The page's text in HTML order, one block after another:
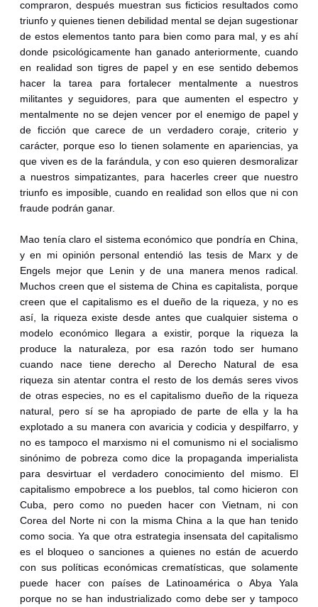
compraron, después muestran sus ficticios resultados como
triunfo y quienes tienen debilidad mental se dejan sugestionar
de estos elementos tanto para bien como para mal, y es ahí
donde psicológicamente han ganado anteriormente, cuando
en realidad son tigres de papel y en ese sentido debemos
hacer la tarea para fortalecer mentalmente a nuestros
militantes y seguidores, para que aumenten el espectro y
mentalmente no se dejen vencer por el enemigo de papel y
de ficción que carece de un verdadero coraje, criterio y
carácter, porque eso lo tienen solamente en apariencias, ya
que viven es de la farándula, y con eso quieren desmoralizar
a nuestros simpatizantes, para hacerles creer que nuestro
triunfo es imposible, cuando en realidad son ellos que ni con
fraude podrán ganar.
Mao tenía claro el sistema económico que pondría en China,
y en mi opinión personal entendió las tesis de Marx y de
Engels mejor que Lenin y de una manera menos radical.
Muchos creen que el sistema de China es capitalista, porque
creen que el capitalismo es el dueño de la riqueza, y no es
así, la riqueza existe desde antes que cualquier sistema o
modelo económico llegara a existir, porque la riqueza la
produce la naturaleza, por esa razón todo ser humano
cuando nace tiene derecho al Derecho Natural de esa
riqueza sin atentar contra el resto de los demás seres vivos
de otras especies, no es el capitalismo dueño de la riqueza
natural, pero sí se ha apropiado de parte de ella y la ha
explotado a su manera con avaricia y codicia y despilfarro, y
no es tampoco el marxismo ni el comunismo ni el socialismo
sinónimo de pobreza como dice la propaganda imperialista
para desvirtuar el verdadero conocimiento del mismo. El
capitalismo empobrece a los pueblos, tal como hicieron con
Cuba, pero como no pueden hacer con Vietnam, ni con
Corea del Norte ni con la misma China a la que han tenido
como socia. Ya que otra estrategia insensata del capitalismo
es el bloqueo o sanciones a quienes no están de acuerdo
con sus políticas económicas crematísticas, que solamente
puede hacer con países de Latinoamérica o Abya Yala
porque no se han industrializado como debe ser y tampoco